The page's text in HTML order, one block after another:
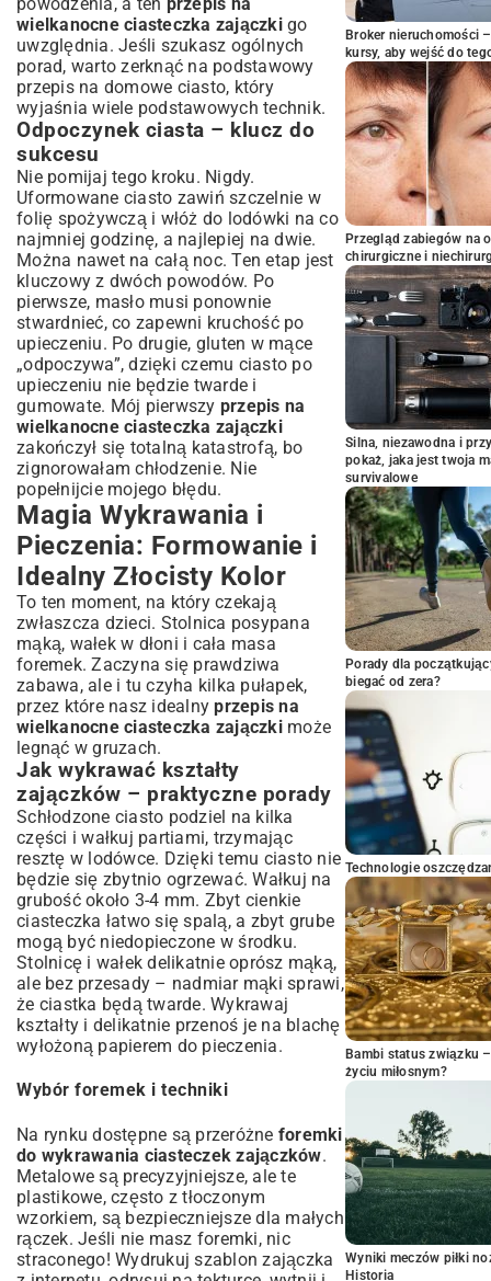
wielkanocne ciasteczka zajączkigo
uwzględnia. Jeśli szukasz ogólnych
porad, warto zerknąć na podstawowy
przepis na domowe ciasto, który
wyjaśnia wiele podstawowych technik.
Odpoczynek ciasta – klucz do
sukcesu
Nie pomijaj tego kroku. Nigdy.
Uformowane ciasto zawiń szczelnie w
folię spożywczą i włóż do lodówki na co
najmniej godzinę, a najlepiej na dwie.
Można nawet na całą noc. Ten etap jest
kluczowy z dwóch powodów. Po
pierwsze, masło musi ponownie
stwardnieć, co zapewni kruchość po
upieczeniu. Po drugie, gluten w mące
„odpoczywa”, dzięki czemu ciasto po
upieczeniu nie będzie twarde i
gumowate. Mój pierwszy przepis na
wielkanocne ciasteczka zajączki
zakończył się totalną katastrofą, bo
zignorowałam chłodzenie. Nie
popełnijcie mojego błędu.
Magia Wykrawania i
Pieczenia: Formowanie i
Idealny Złocisty Kolor
To ten moment, na który czekają
zwłaszcza dzieci. Stolnica posypana
mąką, wałek w dłoni i cała masa
foremek. Zaczyna się prawdziwa
zabawa, ale i tu czyha kilka pułapek,
przez które nasz idealnyprzepis na
wielkanocne ciasteczka zajączkimoże
legnąć w gruzach.
Jak wykrawać kształty
zajączków – praktyczne porady
Schłodzone ciasto podziel na kilka
części i wałkuj partiami, trzymając
resztę w lodówce. Dzięki temu ciasto nie
będzie się zbytnio ogrzewać. Wałkuj na
grubość około 3-4 mm. Zbyt cienkie
ciasteczka łatwo się spalą, a zbyt grube
mogą być niedopieczone w środku.
Stolnicę i wałek delikatnie oprósz mąką,
ale bez przesady – nadmiar mąki sprawi,
że ciastka będą twarde. Wykrawaj
kształty i delikatnie przenoś je na blachę
wyłożoną papierem do pieczenia.
Wybór foremek i techniki
Na rynku dostępne są przeróżne foremki
do wykrawania ciasteczek zajączków.
Metalowe są precyzyjniejsze, ale te
plastikowe, często z tłoczonym
wzorkiem, są bezpieczniejsze dla małych
rączek. Jeśli nie masz foremki, nic
straconego! Wydrukuj szablon zajączka
Broker nieruchomości
kursy, aby wejść do
Przegląd zabiegów na
chirurgiczne i
Silna, niezawodna i
pokaż, jaka jest twoja
survivalowe
Porady dla
biegać od zera?
Technologie
Bambi status związku
życiu miłosnym?
Wyniki meczów piłki
Historia